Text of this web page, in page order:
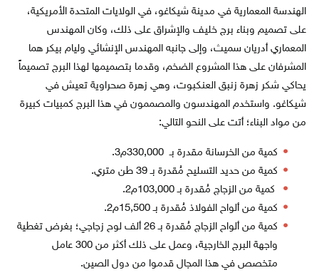
الهندسة المعمارية في مدينة شيكاغو، في الولايات المتحدة الأمريكية،
على تصميم وبناء برج خليف والإشراق على ذلك، وكان المهندس
المعماري أدريان سميث، وإلى جانبه المهندس الإنشائي وليام بيكر هما
المشرفان على هذا المشروع الضخم، وقدما بتصميمها لهذا البرج تصميماً
يحاكي شكر زهرة زنبق العنكبوت، وهي زهرة صحراوية تعيش في
شيكاغو. واستخدم المهندسون والمصممون في هذا البرج كمبيات كبيرة
من مواد البناء؛ أتت على النحو التالي:
كمية من الخرسانة مقدرة بـ 330,000م3.
كمية من حديد التسليح مُقدرة بـ 39 طن متري.
كمية من الزجاج مُقدرة بـ 103,000م2.
كمية من ألواح الفولاذ مُقدرة بـ 15,500م2.
كمية من ألواح الزجاج مُقدرة بـ 26 ألف لوح زجاجي؛ بغرض تغطية
واجهة البرج الخارجية، وعمل على ذلك أكثر من 300 عامل
متخصص في هذا المجال قدموا من دول الصين.